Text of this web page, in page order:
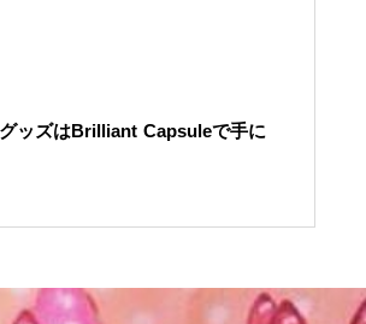
ッズはBrilliant Capsuleで手に